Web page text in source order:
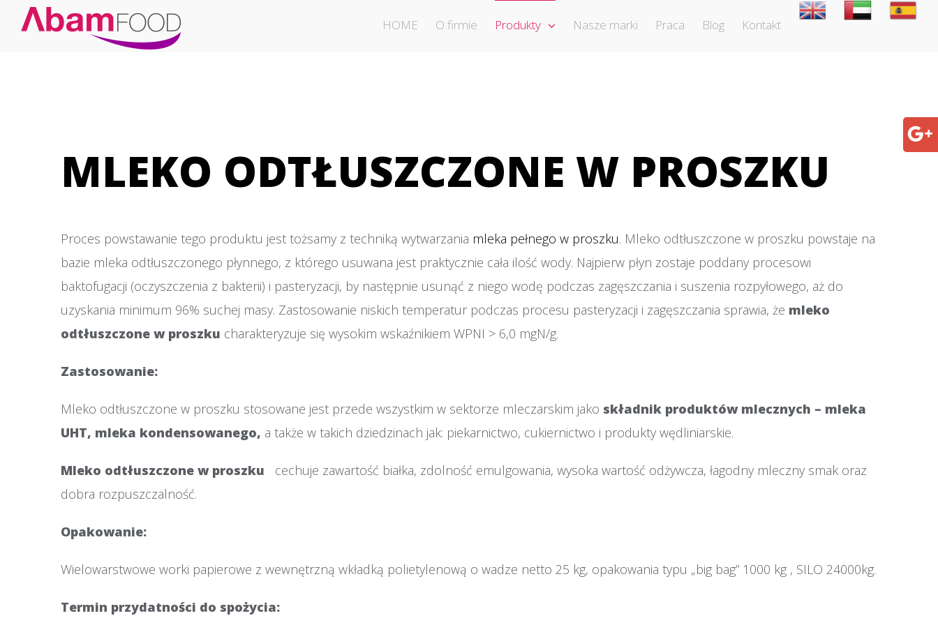
HOME O firmie Produkty Nasze marki Praca Blog Kontakt
MLEKO ODTŁUSZCZONE W PROSZKU
Proces powstawanie tego produktu jest tożsamy z techniką wytwarzania mleka pełnego w proszku. Mleko odtłuszczone w proszku powstaje na
bazie mleka odtłuszczonego płynnego, z którego usuwana jest praktycznie cała ilość wody. Najpierw płyn zostaje poddany procesowi
baktofugacji (oczyszczenia z bakterii) i pasteryzacji, by następnie usunąć z niego wodę podczas zagęszczania i suszenia rozpyłowego, aż do
uzyskania minimum 96% suchej masy. Zastosowanie niskich temperatur podczas procesu pasteryzacji i zagęszczania sprawia, że mleko
odtłuszczone w proszku charakteryzuje się wysokim wskaźnikiem WPNI > 6,0 mgN/g.
Zastosowanie:
Mleko odtłuszczone w proszku stosowane jest przede wszystkim w sektorze mleczarskim jako składnik produktów mlecznych – mleka
UHT, mleka kondensowanego, a także w takich dziedzinach jak: piekarnictwo, cukiernictwo i produkty wędliniarskie.
Mleko odtłuszczone w proszku
cechuje zawartość białka, zdolność emulgowania, wysoka wartość odżywcza, łagodny mleczny smak oraz
dobra rozpuszczalność.
Opakowanie:
Wielowarstwowe worki papierowe z wewnętrzną wkładką polietylenową o wadze netto 25 kg, opakowania typu „big bag” 1000 kg , SILO 24000kg.
Termin przydatności do spożycia: